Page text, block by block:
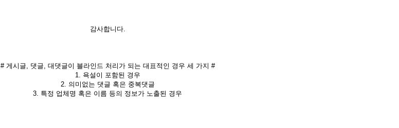
감사합니다.
# 게시글, 댓글, 대댓글이 블라인드 처리가 되는 대표적인 경우 세 가지 #
1. 욕설이 포함된 경우
2. 의미없는 댓글 혹은 중복댓글
3. 특정 업체명 혹은 이름 등의 정보가 노출된 경우​